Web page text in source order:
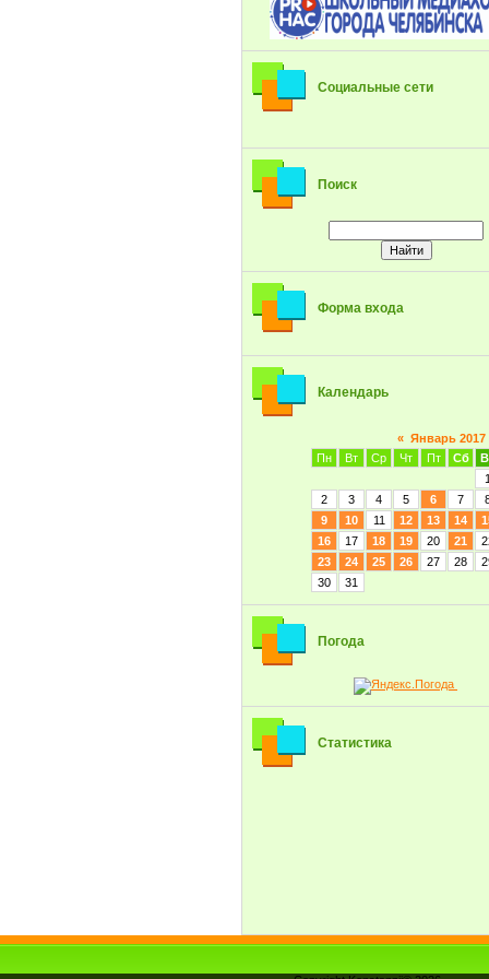
Социальные сети
Поиск
Форма входа
Календарь
« Январь 2017
Пн
Вт Ср Чт Пт Сб
1
2
3 4 5 6 7
9
10 11 12 13 14
16
17 18 19 20 21
23
24 25 26 27 28
30
31
Погода
Статистика